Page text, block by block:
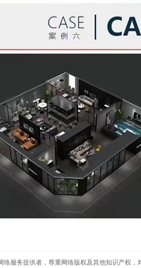
络服务提供者，尊重网络版权及其他知识产权